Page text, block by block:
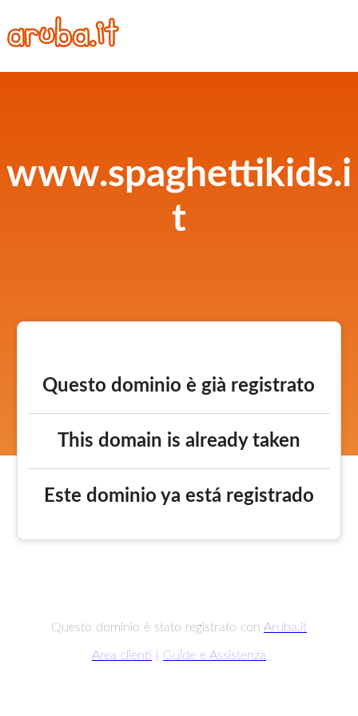
www.spaghettikids.i
t
Questo dominio è già registrato
This domain is already taken
Este dominio ya está registrado
Questo dominio è stato registrato con Aruba.it
Area clienti Guide e Assistenza